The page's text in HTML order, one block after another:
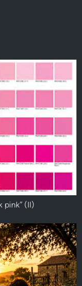
pink” (II)